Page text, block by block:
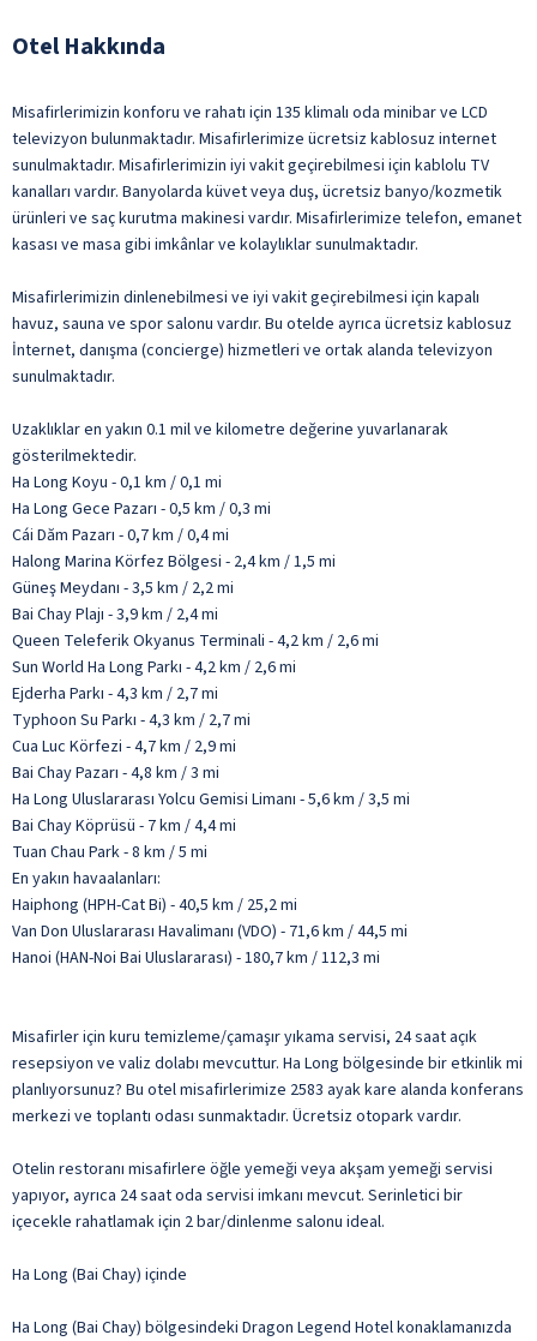
Otel Hakkında
Misafirlerimizin konforu ve rahatı için 135 klimalı oda minibar ve LCD
televizyon bulunmaktadır. Misafirlerimize ücretsiz kablosuz internet
sunulmaktadır. Misafirlerimizin iyi vakit geçirebilmesi için kablolu TV
kanalları vardır. Banyolarda küvet veya duş, ücretsiz banyo/kozmetik
ürünleri ve saç kurutma makinesi vardır. Misafirlerimize telefon, emanet
kasası ve masa gibi imkânlar ve kolaylıklar sunulmaktadır.
Misafirlerimizin dinlenebilmesi ve iyi vakit geçirebilmesi için kapalı
havuz, sauna ve spor salonu vardır. Bu otelde ayrıca ücretsiz kablosuz
İnternet, danışma (concierge) hizmetleri ve ortak alanda televizyon
sunulmaktadır.
Uzaklıklar en yakın 0.1 mil ve kilometre değerine yuvarlanarak
gösterilmektedir.
Ha Long Koyu - 0,1 km / 0,1 mi
Ha Long Gece Pazarı - 0,5 km / 0,3 mi
Cái Dăm Pazarı - 0,7 km / 0,4 mi
Halong Marina Körfez Bölgesi - 2,4 km / 1,5 mi
Güneş Meydanı - 3,5 km / 2,2 mi
Bai Chay Plajı - 3,9 km / 2,4 mi
Queen Teleferik Okyanus Terminali - 4,2 km / 2,6 mi
Sun World Ha Long Parkı - 4,2 km / 2,6 mi
Ejderha Parkı - 4,3 km / 2,7 mi
Typhoon Su Parkı - 4,3 km / 2,7 mi
Cua Luc Körfezi - 4,7 km / 2,9 mi
Bai Chay Pazarı - 4,8 km / 3 mi
Ha Long Uluslararası Yolcu Gemisi Limanı - 5,6 km / 3,5 mi
Bai Chay Köprüsü - 7 km / 4,4 mi
Tuan Chau Park - 8 km / 5 mi
En yakın havaalanları:
Haiphong (HPH-Cat Bi) - 40,5 km / 25,2 mi
Van Don Uluslararası Havalimanı (VDO) - 71,6 km / 44,5 mi
Hanoi (HAN-Noi Bai Uluslararası) - 180,7 km / 112,3 mi
Misafirler için kuru temizleme/çamaşır yıkama servisi, 24 saat açık
resepsiyon ve valiz dolabı mevcuttur. Ha Long bölgesinde bir etkinlik mi
planlıyorsunuz? Bu otel misafirlerimize 2583 ayak kare alanda konferans
merkezi ve toplantı odası sunmaktadır. Ücretsiz otopark vardır.
Otelin restoranı misafirlere öğle yemeği veya akşam yemeği servisi
yapıyor, ayrıca 24 saat oda servisi imkanı mevcut. Serinletici bir
içecekle rahatlamak için 2 bar/dinlenme salonu ideal.
Ha Long (Bai Chay) içinde
Ha Long (Bai Chay) bölgesindeki Dragon Legend Hotel konaklamanızda